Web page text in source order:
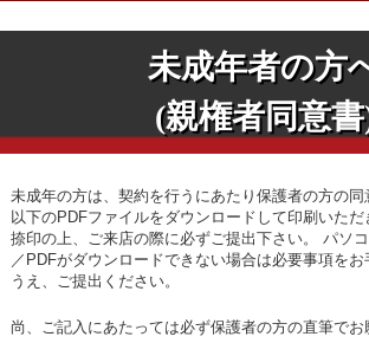
未成年者の方
(親権者同意
未成年の方は、契約を行うにあたり保護者の方の同
以下のPDFファイルをダウンロードして印刷いた
捺印の上、ご来店の際に必ずご提出下さい。
パソ
／PDFがダウンロードできない場合は必要事項を
うえ、ご提出ください。
尚、ご記入にあたっては必ず保護者の方の直筆でお